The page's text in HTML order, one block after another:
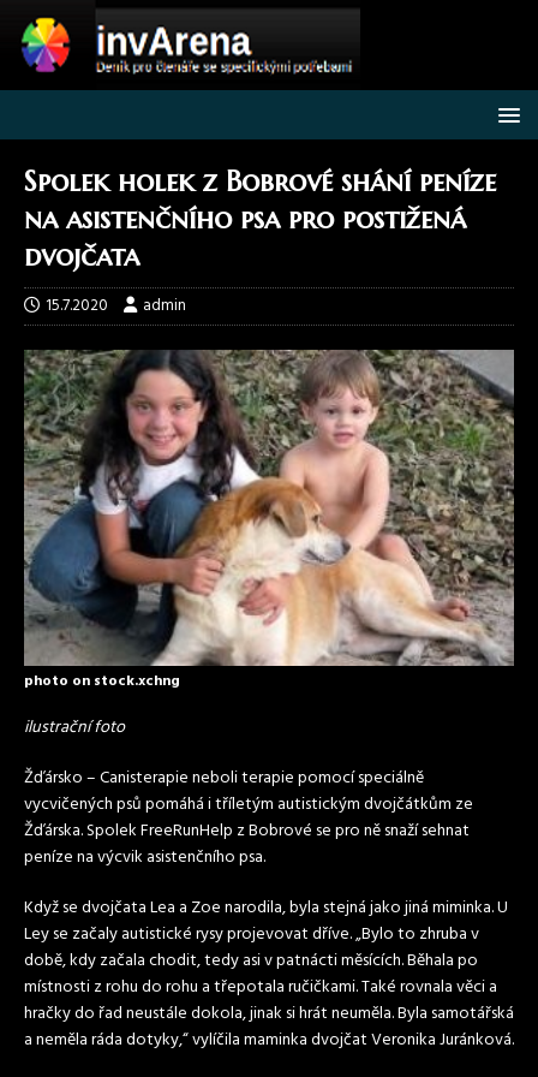
Spolek holek z Bobrové shání peníze
na asistenčního psa pro postižená
dvojčata
15.7.2020 admin
photo on stock.xchng
ilustrační foto
Žďársko – Canisterapie neboli terapie pomocí speciálně
vycvičených psů pomáhá i tříletým autistickým dvojčátkům ze
Žďárska. Spolek FreeRunHelp z Bobrové se pro ně snaží sehnat
peníze na výcvik asistenčního psa.
Když se dvojčata Lea a Zoe narodila, byla stejná jako jiná miminka. U
Ley se začaly autistické rysy projevovat dříve. „Bylo to zhruba v
době, kdy začala chodit, tedy asi v patnácti měsících. Běhala po
místnosti z rohu do rohu a třepotala ručičkami. Také rovnala věci a
hračky do řad neustále dokola, jinak si hrát neuměla. Byla samotářská
a neměla ráda dotyky,“ vylíčila maminka dvojčat Veronika Juránková.